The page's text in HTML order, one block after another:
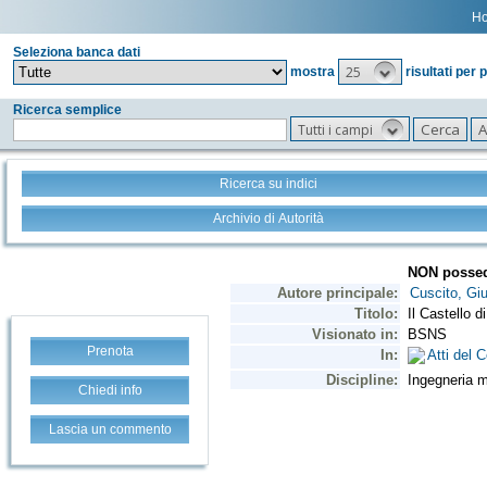
Seleziona banca dati
mostra
25 risultati per
Ricerca semplice
Tutti i campi
Ricerca su indici
Archivio di Autorità
Prenota
Chiedi info
Lascia un commento